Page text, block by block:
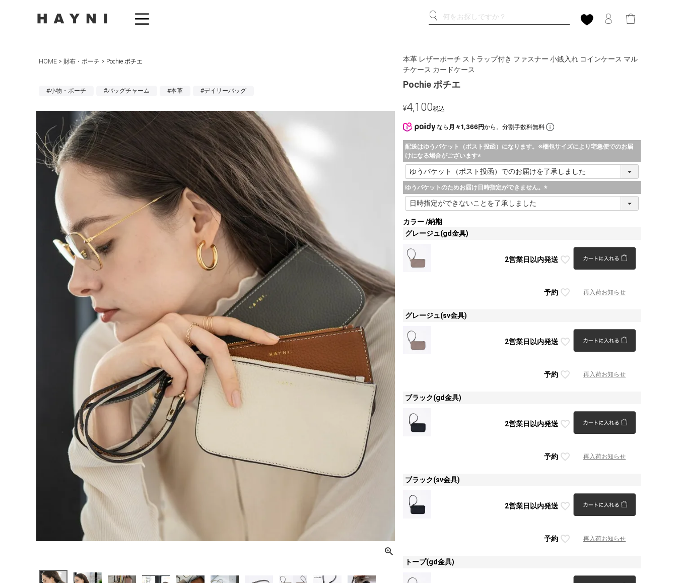
HOME 財布・ポーチ Pochie ポチエ
#小物・ポーチ #バッグチャーム #本革 #デイリーバッグ
本革 レザーポーチ ストラップ付き ファスナー 小銭入れ コインケース マル
チケース カードケース
Pochie ポチエ
¥4,100税込
なら 月々1,366円から。分割手数料無料
配送はゆうパケット（ポスト投函）になります。※梱包サイズにより宅急便でのお届
けになる場合がございます
(
必
須
)
ゆうパケットのためお届け日時指定ができません。
(
カラー 納期
グレージュ(gd金具)
2営業日以内発送
予約 再入荷お知らせ
グレージュ(sv金具)
2営業日以内発送
予約 再入荷お知らせ
ブラック(gd金具)
2営業日以内発送
予約 再入荷お知らせ
ブラック(sv金具)
2営業日以内発送
予約 再入荷お知らせ
トープ(gd金具)